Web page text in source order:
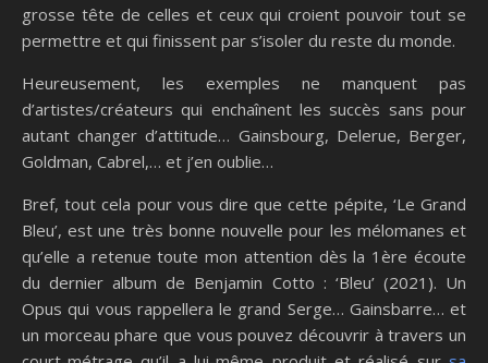
grosse tête de celles et ceux qui croient pouvoir tout se
permettre et qui finissent par s’isoler du reste du monde.
Heureusement, les exemples ne manquent pas
d’artistes/créateurs qui enchaînent les succès sans pour
autant changer d’attitude… Gainsbourg, Delerue, Berger,
Goldman, Cabrel,… et j’en oublie…
Bref, tout cela pour vous dire que cette pépite, ‘Le Grand
Bleu’, est une très bonne nouvelle pour les mélomanes et
qu’elle a retenue toute mon attention dès la 1ère écoute
du dernier album de Benjamin Cotto : ‘Bleu’ (2021). Un
Opus qui vous rappellera le grand Serge… Gainsbarre… et
un morceau phare que vous pouvez découvrir à travers un